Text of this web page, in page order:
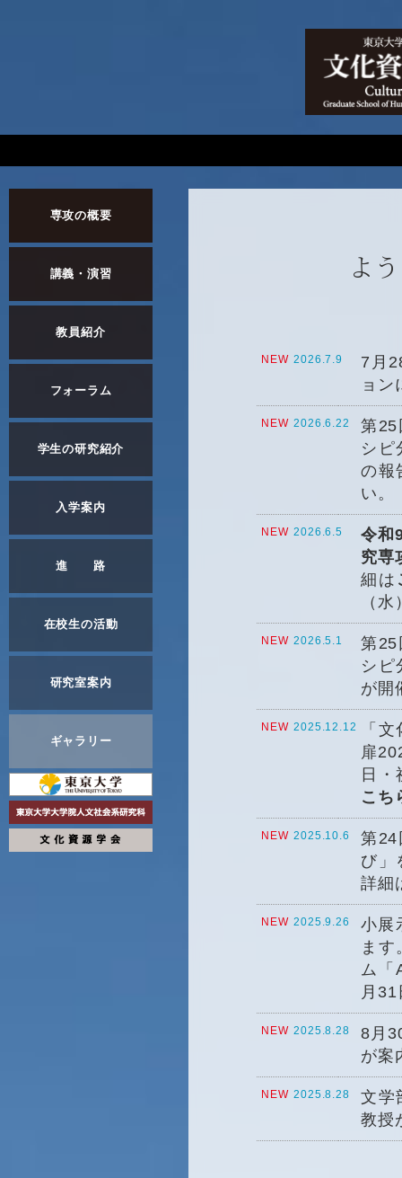
専攻の概要
講義・演習
教員紹介
フォーラム
学生の研究紹介
入学案内
進 路
在校生の活動
研究室案内
ギャラリー
よ
NEW 2026.7.9
7月
ョン
NEW 2026.6.22
第25
シピ
の報
い。
NEW 2026.6.5
令和
究専
細は
（
NEW 2026.5.1
第25
シピ
が開
NEW 2025.12.12
「
扉
日
こち
NEW 2025.10.6
第24
び」
詳細
NEW 2025.9.26
小展
ます
ム「
月
NEW 2025.8.28
8月
が案
NEW 2025.8.28
文学
教授